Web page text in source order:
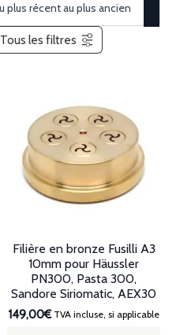
Tous les filtres
Filière en bronze Fusilli A3
10mm pour Häussler
PN300, Pasta 300,
Sandore Siriomatic, AEX30
149,00€TVA incluse, si applicable